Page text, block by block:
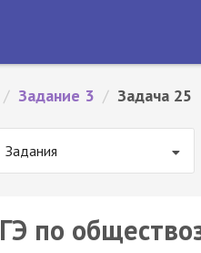
/ Задание 3 / Задача 25
Задания
по